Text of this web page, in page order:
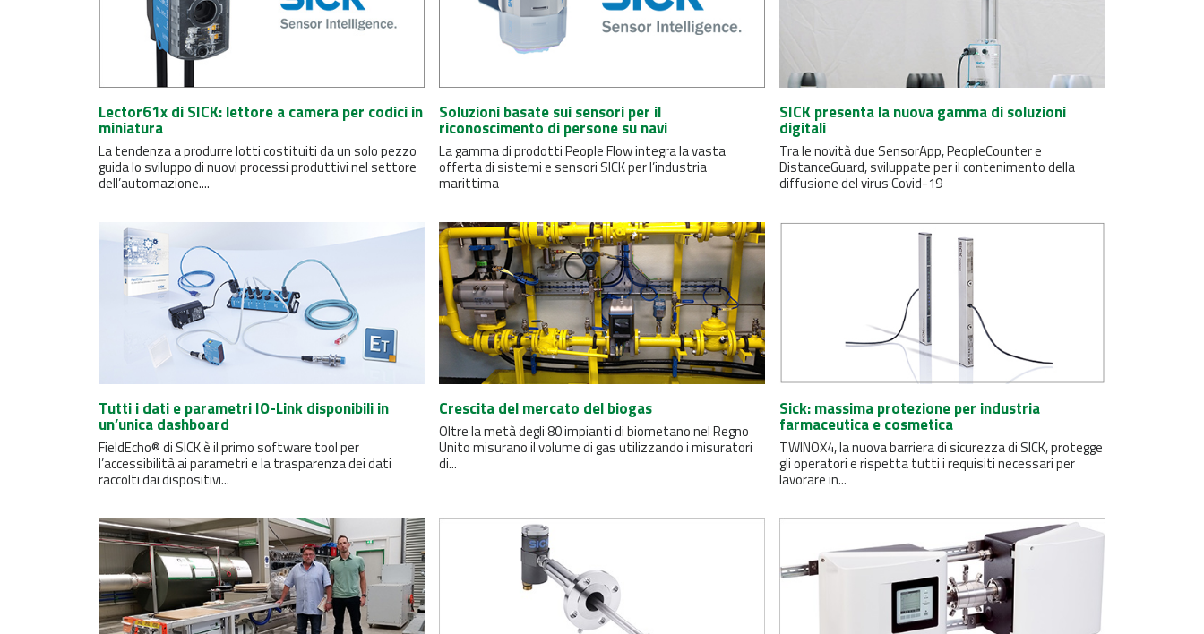
Lector61x di SICK: lettore a camera per codici in
miniatura
La tendenza a produrre lotti costituiti da un solo pezzo
guida lo sviluppo di nuovi processi produttivi nel settore
dell’automazione....
Soluzioni basate sui sensori per il
riconoscimento di persone su navi
La gamma di prodotti People Flow integra la vasta
offerta di sistemi e sensori SICK per l’industria
marittima
SICK presenta la nuova gamma di soluzioni
digitali
Tra le novità due SensorApp, PeopleCounter e
DistanceGuard, sviluppate per il contenimento della
diffusione del virus Covid-19
Tutti i dati e parametri IO-Link disponibili in
un’unica dashboard
FieldEcho® di SICK è il primo software tool per
l’accessibilità ai parametri e la trasparenza dei dati
raccolti dai dispositivi...
Crescita del mercato del biogas
Oltre la metà degli 80 impianti di biometano nel Regno
Unito misurano il volume di gas utilizzando i misuratori
di...
Sick: massima protezione per industria
farmaceutica e cosmetica
TWINOX4, la nuova barriera di sicurezza di SICK, protegge
gli operatori e rispetta tutti i requisiti necessari per
lavorare in...